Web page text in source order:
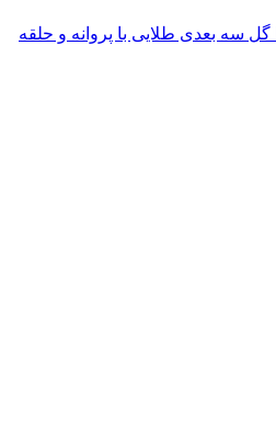
گل سه بعدی طلایی با پروانه و حلقه